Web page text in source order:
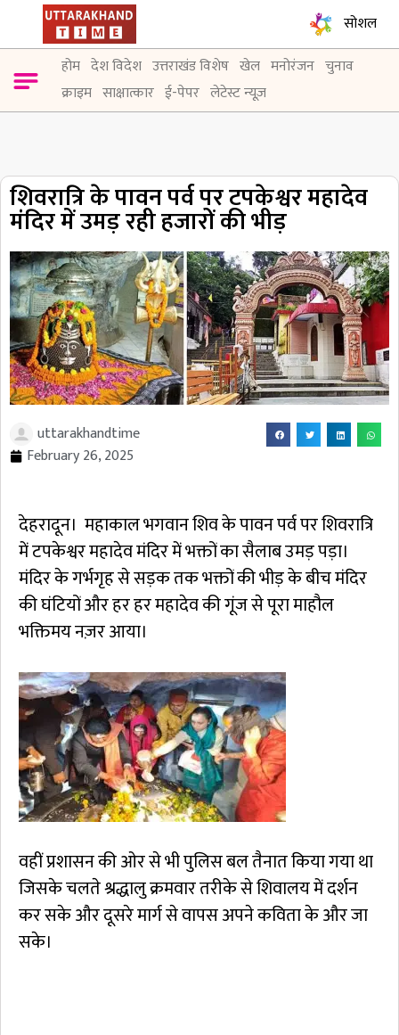
सोशल
होम देश विदेश उत्तराखंड विशेष खेल मनोरंजन चुनाव
क्राइम साक्षात्कार ई-पेपर लेटेस्ट न्यूज़
शिवरात्रि के पावन पर्व पर टपकेश्वर महादेव
मंदिर में उमड़ रही हजारों की भीड़
uttarakhandtime
February 26, 2025
देहरादून। महाकाल भगवान शिव के पावन पर्व पर शिवरात्रि
में टपकेश्वर महादेव मंदिर में भक्तों का सैलाब उमड़ पड़ा।
मंदिर के गर्भगृह से सड़क तक भक्तों की भीड़ के बीच मंदिर
की घंटियों और हर हर महादेव की गूंज से पूरा माहौल
भक्तिमय नज़र आया।
वहीं प्रशासन की ओर से भी पुलिस बल तैनात किया गया था
जिसके चलते श्रद्धालु क्रमवार तरीके से शिवालय में दर्शन
कर सके और दूसरे मार्ग से वापस अपने कविता के और जा
सके।